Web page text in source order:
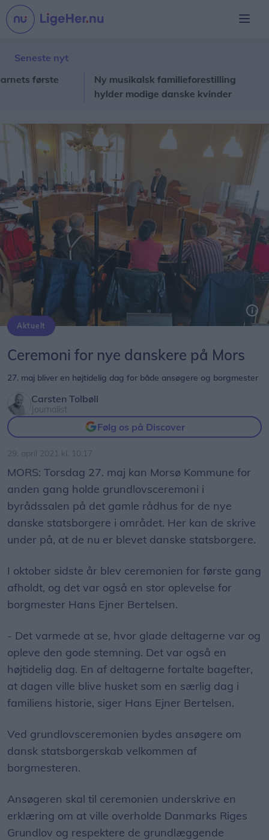
Seneste nyt
første
Ny musikalsk familieforestilling
hylder modige danske kvinder
Aktuelt
Ceremoni for nye danskere på Mors
27. maj bliver en højtidelig dag for både ansøgere og borgmester
Carsten Tolbøll
Journalist
Følg os på Discover
29. april 2021 kl. 10.17
MORS: Torsdag 27. maj kan Morsø Kommune for
anden gang holde grundlovsceremoni i
byrådssalen på det gamle rådhus for de nye
danske statsborgere i området. Her kan de skrive
under på, at de nu er blevet danske statsborgere.
I oktober sidste år blev ceremonien for første gang
afholdt, og det var også en stor oplevelse for
borgmester Hans Ejner Bertelsen.
- Det varmede at se, hvor glade deltagerne var og
opleve den gode stemning. Det var også en
højtidelig dag. En af deltagerne fortalte bagefter,
at dagen ville blive husket som en særlig dag i
familiens historie, siger Hans Ejner Bertelsen.
Ved grundlovsceremonien bydes ansøgere om
dansk statsborgerskab velkommen af
borgmesteren.
Ansøgeren skal til ceremonien underskrive en
erklæring om at ville overholde Danmarks Riges
Grundlov og respektere de grundlæggende